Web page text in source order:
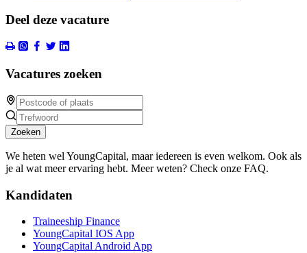
Deel deze vacature
Vacatures zoeken
Zoeken
We heten wel YoungCapital, maar iedereen is even welkom. Ook als
je al wat meer ervaring hebt. Meer weten? Check onze FAQ.
Kandidaten
Traineeship Finance
YoungCapital IOS App
YoungCapital Android App